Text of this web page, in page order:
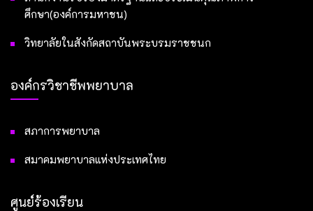
ศึกษา(องค์การมหาชน)
วิทยาลัยในสังกัดสถาบันพระบรมราชชนก
องค์กรวิชาชีพพยาบาล
สภาการพยาบาล
สมาคมพยาบาลแห่งประเทศไทย
ศูนย์ร้องเรียน